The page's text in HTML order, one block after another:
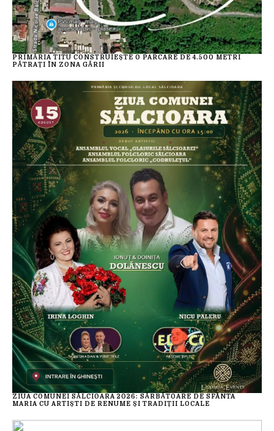
PRIMĂRIA TITU CONSTRUIEȘTE O PARCARE DE 4.500 METRI
PĂTRAȚI ÎN ZONA GĂRII
ZIUA COMUNEI SĂLCIOARA 2026: SĂRBĂTOARE DE SFÂNTA
MARIA CU ARTIȘTI DE RENUME ȘI TRADIȚII LOCALE